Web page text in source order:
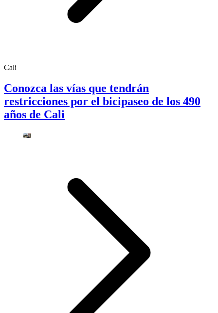
Cali
Conozca las vías que tendrán
restricciones por el bicipaseo de los 490
años de Cali